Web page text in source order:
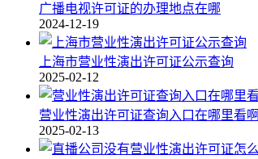
广播电视许可证的办理地点在哪
2024-12-19
上海市营业性演出许可证公示查询
2025-02-12
营业性演出许可证查询入口在哪里看啊
2025-02-13